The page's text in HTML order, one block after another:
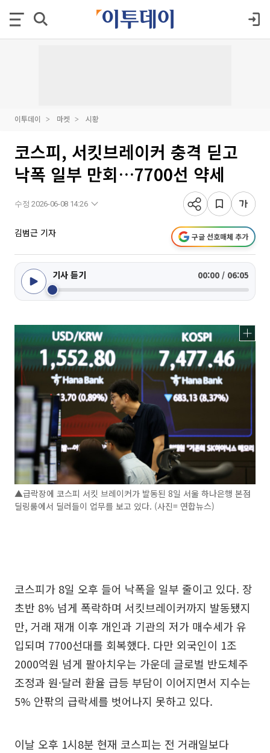
이투데이 마켓 시황
코스피, 서킷브레이커 충격 딛고
낙폭 일부 만회…7700선 약세
수정 2026-06-08 14:26
김범근 기자 구글 선호매체 추가
기사 듣기 00:00 / 06:05
▲급락장에 코스피 서킷 브레이커가 발동된 8일 서울 하나은행 본점
딜링룸에서 딜러들이 업무를 보고 있다. (사진= 연합뉴스)
코스피가 8일 오후 들어 낙폭을 일부 줄이고 있다. 장
초반 8% 넘게 폭락하며 서킷브레이커까지 발동됐지
만, 거래 재개 이후 개인과 기관의 저가 매수세가 유
입되며 7700선대를 회복했다. 다만 외국인이 1조
2000억원 넘게 팔아치우는 가운데 글로벌 반도체주
조정과 원·달러 환율 급등 부담이 이어지면서 지수는
5% 안팎의 급락세를 벗어나지 못하고 있다.
이날 오후 1시8분 현재 코스피는 전 거래일보다